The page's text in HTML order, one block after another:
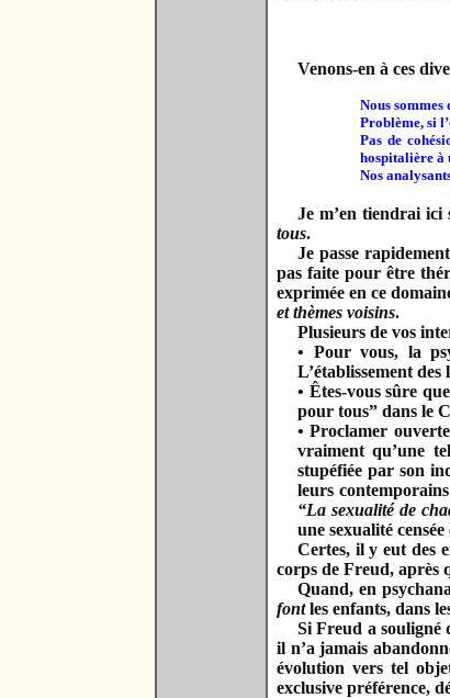
Venons-en à ces
Nous
Problème, si
Pas de
hospitalière à
Nos
Je m’en tiendrai ici
tous.
Je passe
pas faite pour être
exprimée en ce
et thèmes voisins.
Plusieurs de vos
• Pour vous, la
L’établissement
• Êtes-vous sûre
pour tous” dans le
• Proclamer
vraiment qu’une
stupéfiée par son
leurs
“La sexualité de
une sexualité
Certes, il y eut des
corps de Freud, après
Quand, en
fontles enfants, dans
Si Freud a souligné
il n’a jamais
évolution vers tel
exclusive préférence,